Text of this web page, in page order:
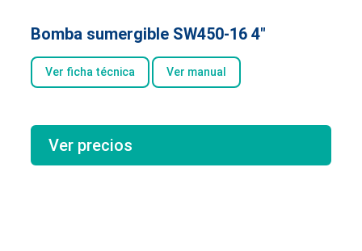
Bomba sumergible SW450-16 4″
Ver ficha técnica Ver manual
Ver precios